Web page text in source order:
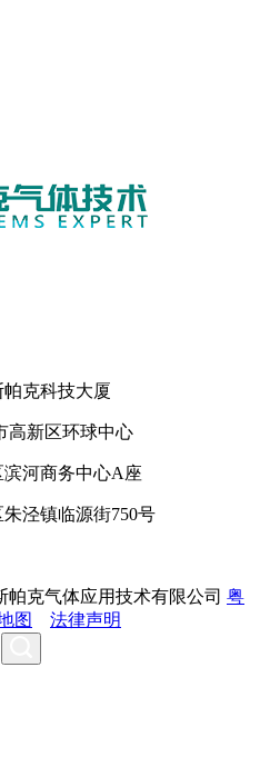
克科技大厦
高新区环球中心
河商务中心A座
泾镇临源街750号
帕克气体应用技术有限公司 粤
图 法律声明